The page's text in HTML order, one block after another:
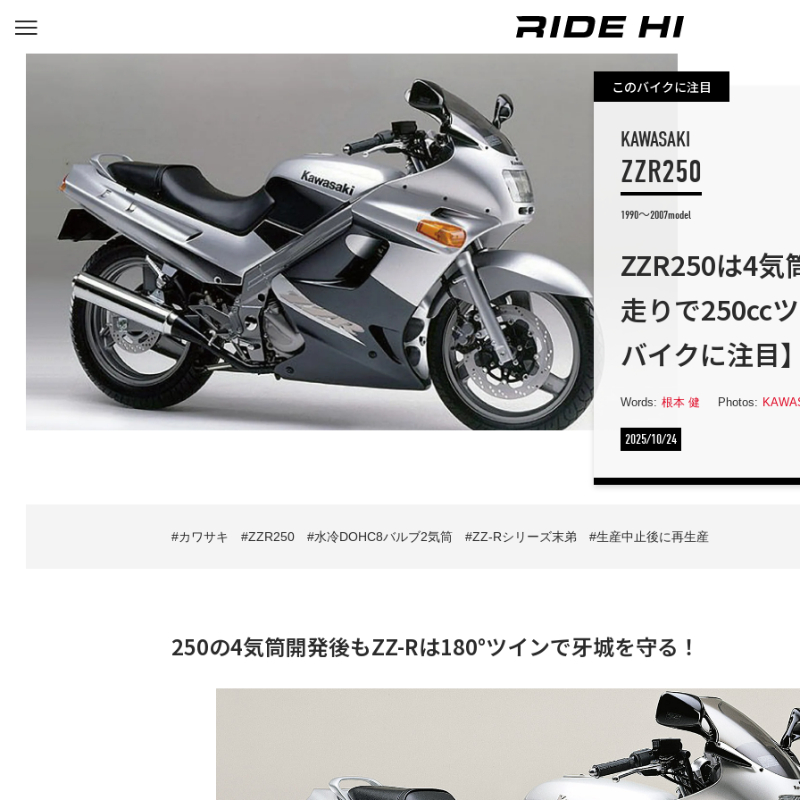
このバイクに注目
KAWASAKI
ZZR250
1990～2007model
ZZR250は4気
走りで250cc
バイクに注目
Words: 根本 健 Photos:
2025/10/24
カワサキ ZZR250 水冷DOHC8バルブ2気筒 ZZ-Rシリーズ末弟 生産中止後に再生産
250の4気筒開発後もZZ-Rは180°ツインで牙城を守る！